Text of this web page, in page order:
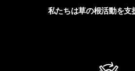
私たちは草の根活動を支